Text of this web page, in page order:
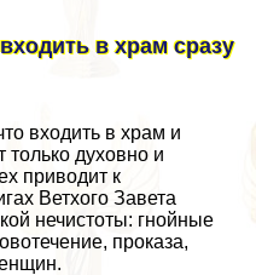
в храм сразу
входить в храм и
только духовно и
приводит к
Ветхого Завета
нечистоты: гнойные
проказа,